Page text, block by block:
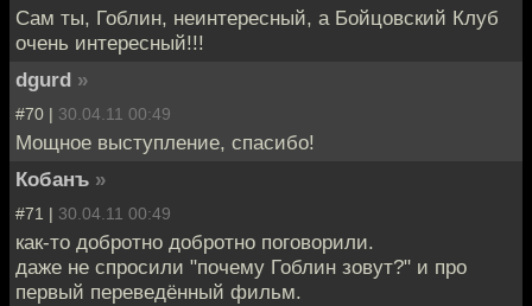
Сам ты, Гоблин, неинтересный, а Бойцовский Клуб
очень интересный!!!
dgurd »
#70 | 30.04.11 00:49
Мощное выступление, спасибо!
Кобанъ »
#71 | 30.04.11 00:49
как-то добротно добротно поговорили.
даже не спросили "почему Гоблин зовут?" и про
первый переведённый фильм.